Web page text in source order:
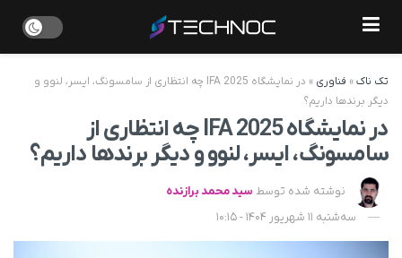
تک ناک» فناوری »
در نمایشگاه IFA 2025 چه انتظاری از سامسونگ، ایسر، لنوو و
دیگر برندها داریم؟
در نمایشگاه IFA 2025 چه انتظاری از
سامسونگ، ایسر، لنوو و دیگر برندها داریم؟
نوشته شده توسط سید محمد برازنده
سه‌شنبه 11 شهریور 1404 - 10:15